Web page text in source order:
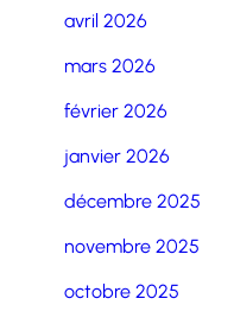
avril 2026
mars 2026
février 2026
janvier 2026
décembre 2025
novembre 2025
octobre 2025